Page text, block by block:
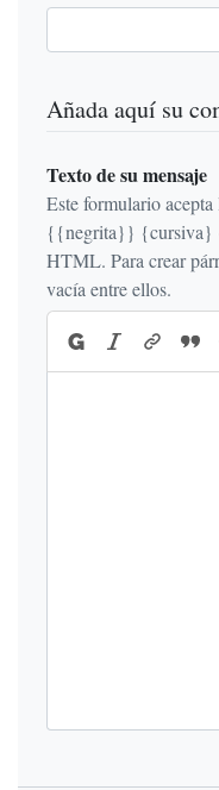
Añada aquí su
Texto de su mensaje
Este formulario
{{negrita}} {cursiva}
HTML. Para crear
vacía entre ellos.